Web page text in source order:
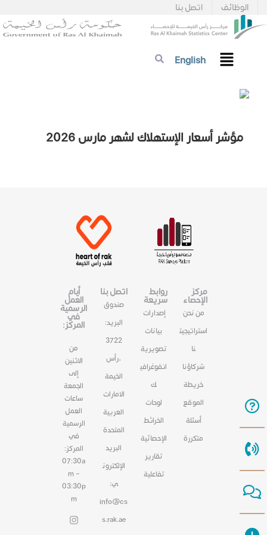
اتصل بنا الوظائف
English
مؤشر أسعار الإستهلاك لشهر مارس 2026
مركز
الإحصاء
من نحن
استراتيجيت
نا
شركاؤنا
خريطة
الموقع
أسئلة
متكررة
روابط
سريعة
إصدارات
بيانات
تصويرية
انفوغرافي
ك
لوحات
الخرائط
الإحصائية
تقارير
تفاعلية
اتصل بنا
صندوق
البريد:
3722
،رأس
الخيمة
الامارات
العربية
المتحدة
البريد
الإلكترون
ي:
info@cs
s.rak.ae
أيام
العمل
الرسمية
في
المركز:
من
الاثنين
إلى
الجمعة
ساعات
العمل
الرسمية
في
المركز:
07:30a
m –
03:30p
m